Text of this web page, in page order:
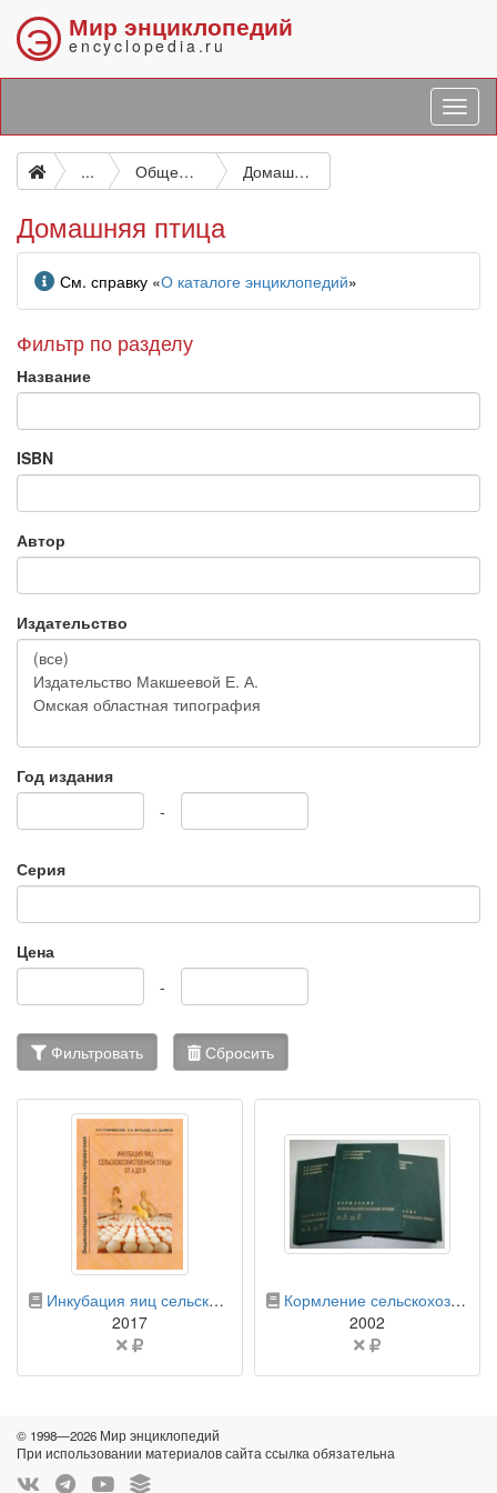
Э Мир энциклопедий
encyclopedia.ru
... Общее животноводство. Разведение млекопитающих животных и птиц. Скотоводство. Домашние животные и их разведение Домашняя птица
Домашняя птица
Информация
См. справку «О каталоге энциклопедий»
Фильтр по разделу
Название
ISBN
Автор
Издательство
Год издания
-
Серия
Цена
-
Фильтровать Сбросить
бумажная книга
Инкубация яиц сельскохозяйственной птицы от А до Я: энциклопедический словарь-справочник
2017
Цена
бумажная книга
Кормление сельскохозяйственной птицы от А до Я
2002
Цена
© 1998—2026 Мир энциклопедий
При использовании материалов сайта ссылка обязательна